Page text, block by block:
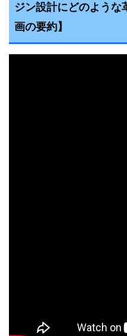
ジン設計にどのような
画の要約】